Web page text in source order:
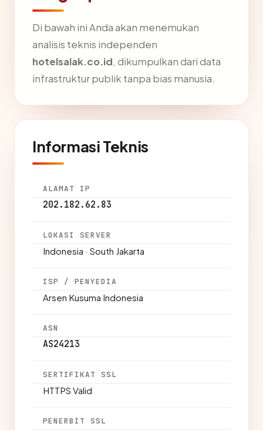
Di bawah ini Anda akan menemukan
analisis teknis independen
hotelsalak.co.id, dikumpulkan dari data
infrastruktur publik tanpa bias manusia.
Informasi Teknis
ALAMAT IP
202.182.62.83
LOKASI SERVER
Indonesia · South Jakarta
ISP / PENYEDIA
Arsen Kusuma Indonesia
ASN
AS24213
SERTIFIKAT SSL
HTTPS Valid
PENERBIT SSL